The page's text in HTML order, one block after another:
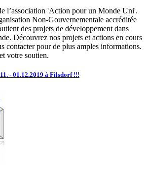
l’association 'Action pour un Monde Uni'.
Non-Gouvernementale accréditée
des projets de développement dans
Découvrez nos projets et actions en cours
contacter pour de plus amples informations.
votre soutien.
- 01.12.2019 à Filsdorf !!!